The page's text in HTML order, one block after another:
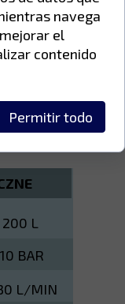
okres
L/MIN
10 BAR
200 L
navega
el
contenido
Permitir todo